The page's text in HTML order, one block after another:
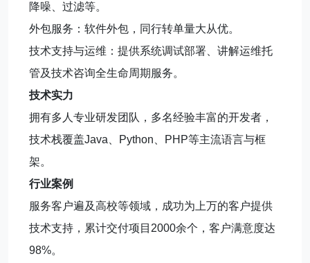
降噪、过滤等。
外包服务：软件外包，同行转单量大从优。
技术支持与运维：提供系统调试部署、讲解运维托
管及技术咨询全生命周期服务。
技术实力
拥有多人专业研发团队，多名经验丰富的开发者，
技术栈覆盖Java、Python、PHP等主流语言与框
架。
行业案例
服务客户遍及高校等领域，成功为上万的客户提供
技术支持，累计交付项目2000余个，客户满意度达
98%。